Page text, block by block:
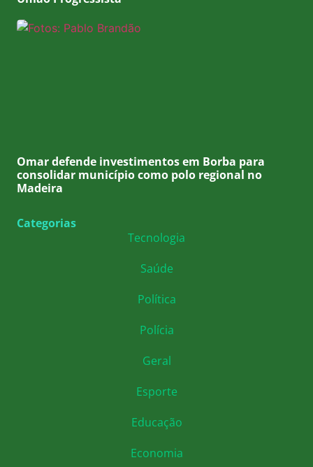
Omar defende investimentos em Borba para
consolidar município como polo regional no
Madeira
Categorias
Tecnologia
Saúde
Política
Polícia
Geral
Esporte
Educação
Economia